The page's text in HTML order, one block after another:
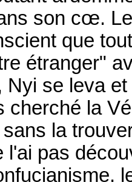
son cœ.
que
étranger"
Nyi se leva
cherché la
la
l'ai pas